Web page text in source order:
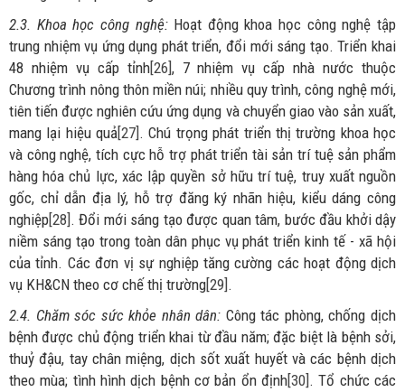
2.3. Khoa học công nghệ: Hoạt động khoa học công nghệ tập
trung nhiệm vụ ứng dụng phát triển, đổi mới sáng tạo. Triển khai
48 nhiệm vụ cấp tỉnh[26], 7 nhiệm vụ cấp nhà nước thuộc
Chương trình nông thôn miền núi; nhiều quy trình, công nghệ mới,
tiên tiến được nghiên cứu ứng dụng và chuyển giao vào sản xuất,
mang lại hiệu quả[27]. Chú trọng phát triển thị trường khoa học
và công nghệ, tích cực hỗ trợ phát triển tài sản trí tuệ sản phẩm
hàng hóa chủ lực, xác lập quyền sở hữu trí tuệ, truy xuất nguồn
gốc, chỉ dẫn địa lý, hỗ trợ đăng ký nhãn hiệu, kiểu dáng công
nghiệp[28]. Đổi mới sáng tạo được quan tâm, bước đầu khởi dậy
niềm sáng tạo trong toàn dân phục vụ phát triển kinh tế - xã hội
của tỉnh. Các đơn vị sự nghiệp tăng cường các hoạt động dịch
vụ KH&CN theo cơ chế thị trường[29].
2.4. Chăm sóc sức khỏe nhân dân: Công tác phòng, chống dịch
bệnh được chủ động triển khai từ đầu năm; đặc biệt là bệnh sởi,
thuỷ đậu, tay chân miệng, dịch sốt xuất huyết và các bệnh dịch
theo mùa; tình hình dịch bệnh cơ bản ổn định[30]. Tổ chức các